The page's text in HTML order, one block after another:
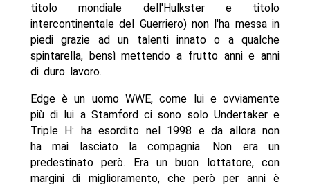
titolo mondiale dell'Hulkster e titolo
intercontinentale del Guerriero) non l'ha messa in
piedi grazie ad un talenti innato o a qualche
spintarella, bensì mettendo a frutto anni e anni
di duro lavoro.
Edge è un uomo WWE, come lui e ovviamente
più di lui a Stamford ci sono solo Undertaker e
Triple H: ha esordito nel 1998 e da allora non
ha mai lasciato la compagnia. Non era un
predestinato però. Era un buon lottatore, con
margini di miglioramento, che però per anni è